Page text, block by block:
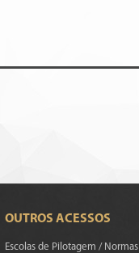
OUTROS ACESSOS
Escolas de Pilotagem / Normas